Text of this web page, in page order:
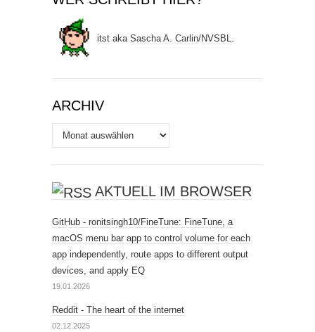
itst aka Sascha A. Carlin/NVSBL.
ARCHIV
Archiv
AKTUELL IM BROWSER
GitHub - ronitsingh10/FineTune: FineTune, a
macOS menu bar app to control volume for each
app independently, route apps to different output
devices, and apply EQ
19.01.2026
Reddit - The heart of the internet
02.12.2025